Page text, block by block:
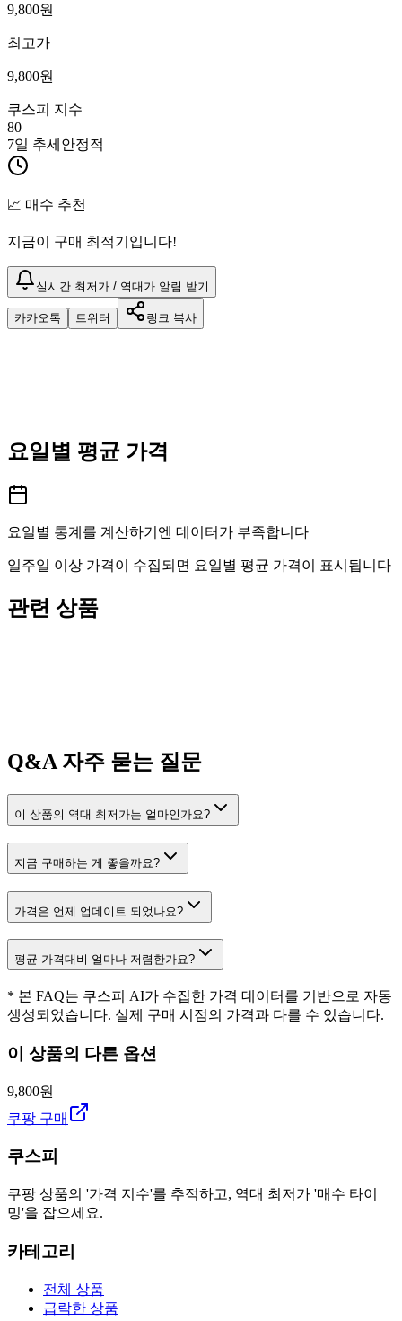
9,800원
최고가
9,800원
쿠스피 지수
80
7일 추세 안정적
📈 매수 추천
지금이 구매 최적기입니다!
실시간 최저가 / 역대가 알림 받기
카카오톡 트위터 링크 복사
요일별 평균 가격
요일별 통계를 계산하기엔 데이터가 부족합니다
일주일 이상 가격이 수집되면 요일별 평균 가격이 표시됩니다
관련 상품
Q&A자주 묻는 질문
이 상품의 역대 최저가는 얼마인가요?
지금 구매하는 게 좋을까요?
가격은 언제 업데이트 되었나요?
평균 가격대비 얼마나 저렴한가요?
* 본 FAQ는 쿠스피 AI가 수집한 가격 데이터를 기반으로 자동
생성되었습니다. 실제 구매 시점의 가격과 다를 수 있습니다.
이 상품의 다른 옵션
9,800원
쿠팡 구매
쿠스피
쿠팡 상품의 '가격 지수'를 추적하고, 역대 최저가 '매수 타이
밍'을 잡으세요.
카테고리
전체 상품
급락한 상품